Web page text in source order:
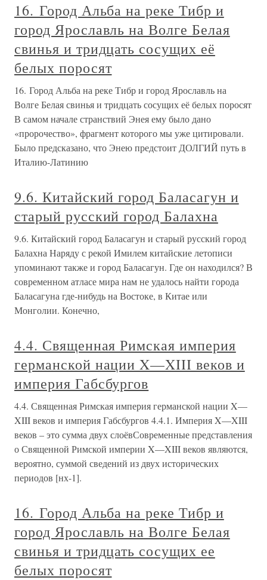
16. Город Альба на реке Тибр и
город Ярославль на Волге Белая
свинья и тридцать сосущих её
белых поросят
16. Город Альба на реке Тибр и город Ярославль на
Волге Белая свинья и тридцать сосущих её белых поросят
В самом начале странствий Энея ему было дано
«пророчество», фрагмент которого мы уже цитировали.
Было предсказано, что Энею предстоит ДОЛГИЙ путь в
Италию-Латинию
9.6. Китайский город Баласагун и
старый русский город Балахна
9.6. Китайский город Баласагун и старый русский город
Балахна Наряду с рекой Имилем китайские летописи
упоминают также и город Баласагун. Где он находился? В
современном атласе мира нам не удалось найти города
Баласагуна где-нибудь на Востоке, в Китае или
Монголии. Конечно,
4.4. Священная Римская империя
германской нации X—XIII веков и
империя Габсбургов
4.4. Священная Римская империя германской нации X—
XIII веков и империя Габсбургов 4.4.1. Империя X—XIII
веков – это сумма двух слоёвСовременные представления
о Священной Римской империи X—XIII веков являются,
вероятно, суммой сведений из двух исторических
периодов [нх-1].
16. Город Альба на реке Тибр и
город Ярославль на Волге Белая
свинья и тридцать сосущих ее
белых поросят